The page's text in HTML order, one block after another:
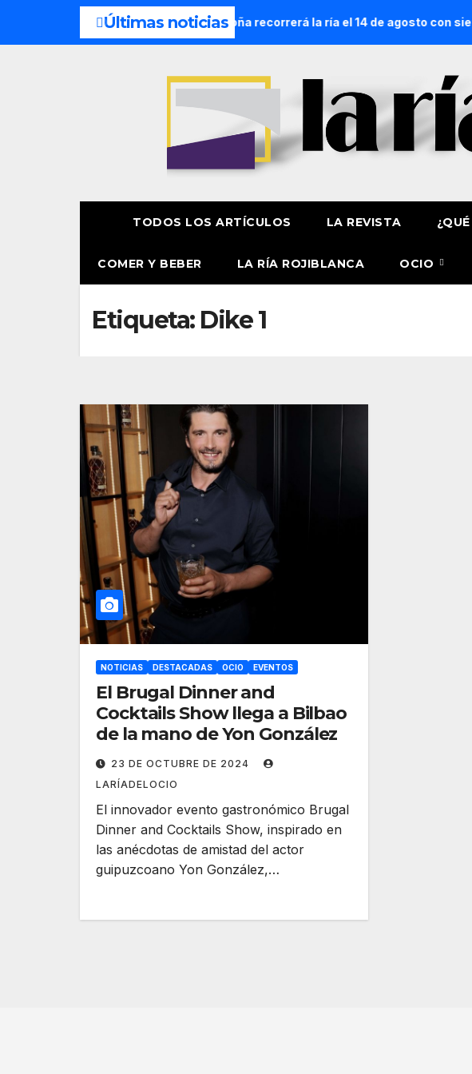
Últimas noticias
Náutica de la Amatxu de Begoña recorrerá la ría el 14 de agosto con siete
TODOS LOS ARTÍCULOS LA REVISTA
COMER Y BEBER LA RÍA ROJIBLANCA OCIO
Etiqueta: Dike 1
NOTICIAS DESTACADAS OCIO EVENTOS
El Brugal Dinner and
Cocktails Show llega a Bilbao
de la mano de Yon González
23 DE OCTUBRE DE 2024
LARÍADELOCIO
El innovador evento gastronómico Brugal
Dinner and Cocktails Show, inspirado en
las anécdotas de amistad del actor
guipuzcoano Yon González,…